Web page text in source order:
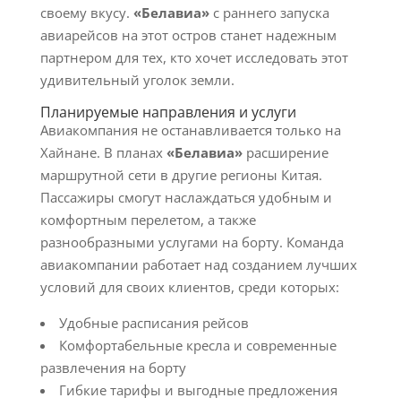
своему вкусу. «Белавиа»с раннего запуска
авиарейсов на этот остров станет надежным
партнером для тех, кто хочет исследовать этот
удивительный уголок земли.
Планируемые направления и услуги
Авиакомпания не останавливается только на
Хайнане. В планах «Белавиа»расширение
маршрутной сети в другие регионы Китая.
Пассажиры смогут наслаждаться удобным и
комфортным перелетом, а также
разнообразными услугами на борту. Команда
авиакомпании работает над созданием лучших
условий для своих клиентов, среди которых:
Удобные расписания рейсов
Комфортабельные кресла и современные
развлечения на борту
Гибкие тарифы и выгодные предложения